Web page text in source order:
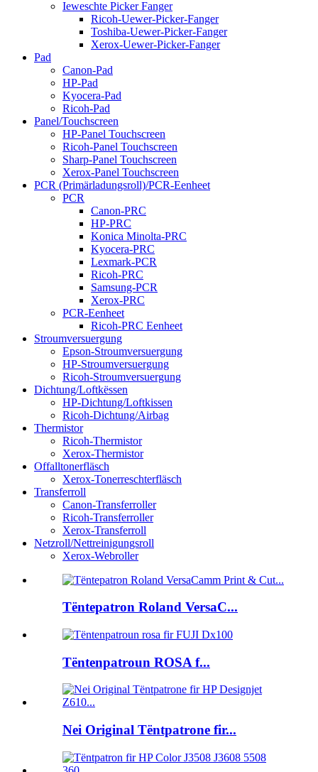
Ieweschte Picker Fanger
Ricoh-Uewer-Picker-Fanger
Toshiba-Uewer-Picker-Fanger
Xerox-Uewer-Picker-Fanger
Pad
Canon-Pad
HP-Pad
Kyocera-Pad
Ricoh-Pad
Panel/Touchscreen
HP-Panel Touchscreen
Ricoh-Panel Touchscreen
Sharp-Panel Touchscreen
Xerox-Panel Touchscreen
PCR (Primärladungsroll)/PCR-Eenheet
PCR
Canon-PRC
HP-PRC
Konica Minolta-PRC
Kyocera-PRC
Lexmark-PCR
Ricoh-PRC
Samsung-PCR
Xerox-PRC
PCR-Eenheet
Ricoh-PRC Eenheet
Stroumversuergung
Epson-Stroumversuergung
HP-Stroumversuergung
Ricoh-Stroumversuergung
Dichtung/Loftkëssen
HP-Dichtung/Loftkissen
Ricoh-Dichtung/Airbag
Thermistor
Ricoh-Thermistor
Xerox-Thermistor
Offalltonerfläsch
Xerox-Tonerreschterfläsch
Transferroll
Canon-Transferroller
Ricoh-Transferroller
Xerox-Transferroll
Netzroll/Nettreinigungsroll
Xerox-Webroller
Tëntepatron Roland VersaC...
Tëntenpatroun ROSA f...
Nei Original Tëntpatrone fir...